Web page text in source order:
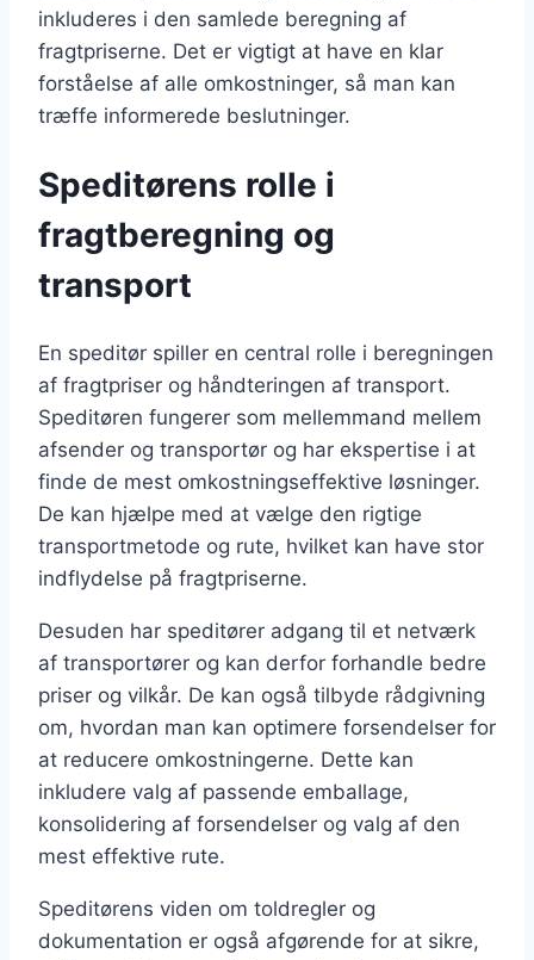
inkluderes i den samlede beregning af
fragtpriserne. Det er vigtigt at have en klar
forståelse af alle omkostninger, så man kan
træffe informerede beslutninger.
Speditørens rolle i
fragtberegning og
transport
En speditør spiller en central rolle i beregningen
af fragtpriser og håndteringen af transport.
Speditøren fungerer som mellemmand mellem
afsender og transportør og har ekspertise i at
finde de mest omkostningseffektive løsninger.
De kan hjælpe med at vælge den rigtige
transportmetode og rute, hvilket kan have stor
indflydelse på fragtpriserne.
Desuden har speditører adgang til et netværk
af transportører og kan derfor forhandle bedre
priser og vilkår. De kan også tilbyde rådgivning
om, hvordan man kan optimere forsendelser for
at reducere omkostningerne. Dette kan
inkludere valg af passende emballage,
konsolidering af forsendelser og valg af den
mest effektive rute.
Speditørens viden om toldregler og
dokumentation er også afgørende for at sikre,